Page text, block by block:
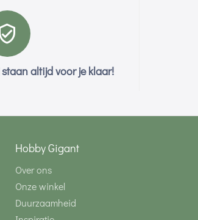
altijd voor je klaar!
Hobby Gigant
Over ons
Onze winkel
Duurzaamheid